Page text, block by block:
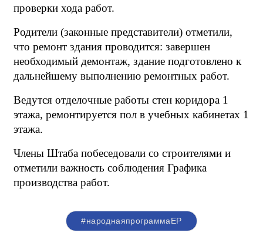
проверки хода работ.
Родители (законные представители) отметили,
что ремонт здания проводится: завершен
необходимый демонтаж, здание подготовлено к
дальнейшему выполнению ремонтных работ.
Ведутся отделочные работы стен коридора 1
этажа, ремонтируется пол в учебных кабинетах 1
этажа.
Члены Штаба побеседовали со строителями и
отметили важность соблюдения Графика
производства работ.
#народнаяпрограммаЕР